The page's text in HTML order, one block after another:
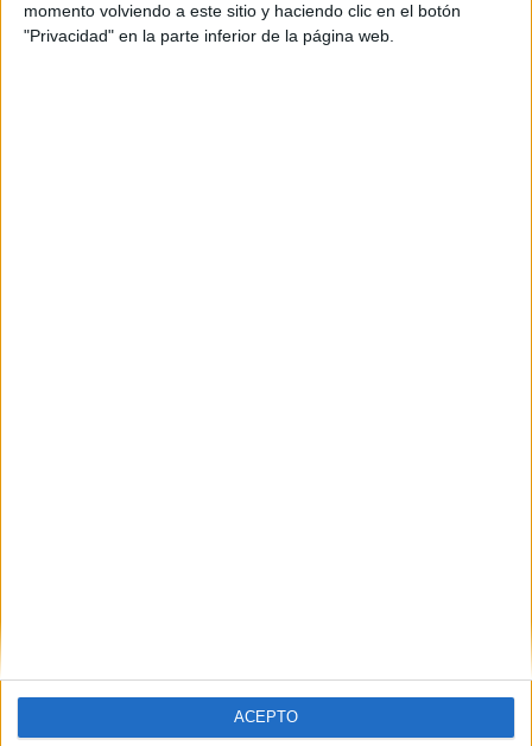
momento volviendo a este sitio y haciendo clic en el botón
"Privacidad" en la parte inferior de la página web.
ACEPTO
Aceptolos Términos y Condicionesde uso*
Y como regalo de agradecimiento, por registrarte te daremos
gratis una copia de nuestro ebook con 100 consejos para tu
primer año de universidad